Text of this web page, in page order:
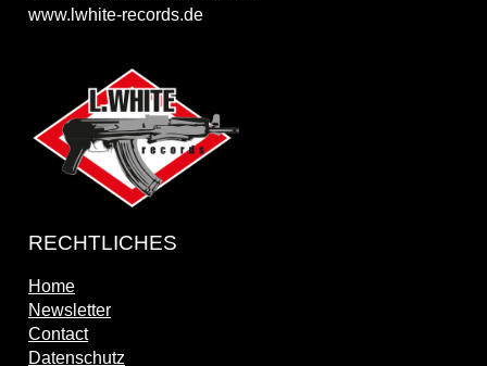
www.lwhite-records.de
RECHTLICHES
Home
Newsletter
Contact
Datenschutz